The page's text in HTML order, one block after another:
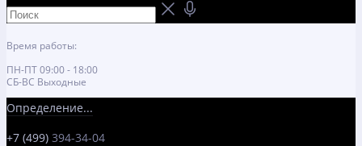
Время работы:
ПН-ПТ 09:00 - 18:00
СБ-ВС Выходные
Определение...
+7 (499) 394-34-04